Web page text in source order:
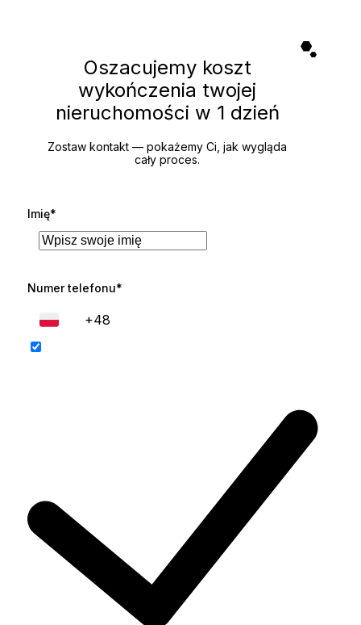
Oszacujemy koszt
wykończenia twojej
nieruchomości w 1 dzień
Zostaw kontakt — pokażemy Ci, jak wygląda
cały proces.
Imię*
Numer telefonu*